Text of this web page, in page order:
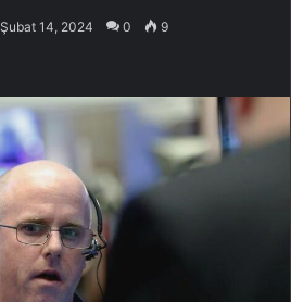
Şubat 14, 2024 0 9